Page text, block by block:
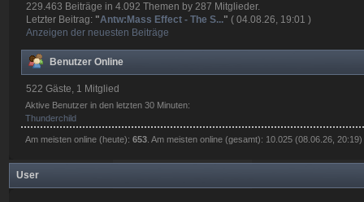
User
229.463 Beiträge in 4.092 Themen by 287 Mitglieder.
Letzter Beitrag: "Antw:Mass Effect - The S..." ( 04.08.26, 19:01 )
Anzeigen der neuesten Beiträge
Benutzer Online
522 Gäste, 1 Mitglied
Aktive Benutzer in den letzten 30 Minuten:
Thunderchild
Am meisten online (heute):653 . Am meisten online (gesamt): 10.025 (08.06.26, 20:19)